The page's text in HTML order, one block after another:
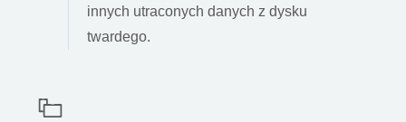
innych utraconych danych z dysku
twardego.